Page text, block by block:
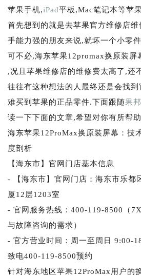
苹果手机,iPad平板,Mac笔记本等苹
首先想到的就是去苹果官方维修店
手能力强的朋友来说,就坏一个小零
可不必,海东苹果12promax换原装屏
,况且苹果维修店的维修费太高了,还
往往有这种想法的人最终还是会找
难买到苹果的正品零件.下面跟随果
读一下下面的文章,希望对你有所帮
海东苹果12ProMax换原装屏幕：技
度剖析
【海东市】官网门店基本信息
- 【海东市】官网门店：海东市乐都
厦12层1203室
- 官网服务热线：400-119-8500（
与故障咨询的需求）
- 官方营业时间：周一至周日 9:00-
致电400-119-8500预约
针对海东地区苹果12ProMax用户的